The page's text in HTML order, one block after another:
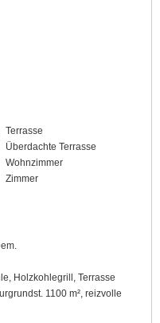
Terrasse
Überdachte Terrasse
Wohnzimmer
Zimmer
Holzkohlegrill, Terrasse
1100 m², reizvolle